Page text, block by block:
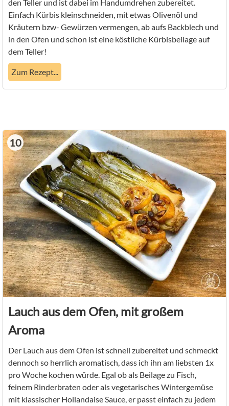
den Teller und ist dabei im Handumdrehen zubereitet.
Einfach Kürbis kleinschneiden, mit etwas Olivenöl und
Kräutern bzw- Gewürzen vermengen, ab aufs Backblech und
in den Ofen und schon ist eine köstliche Kürbisbeilage auf
dem Teller!
Zum Rezept...
10
Lauch aus dem Ofen, mit großem
Aroma
Der Lauch aus dem Ofen ist schnell zubereitet und schmeckt
dennoch so herrlich aromatisch, dass ich ihn am liebsten 1x
pro Woche kochen würde. Egal ob als Beilage zu Fisch,
feinem Rinderbraten oder als vegetarisches Wintergemüse
mit klassischer Hollandaise Sauce, er passt einfach zu jedem